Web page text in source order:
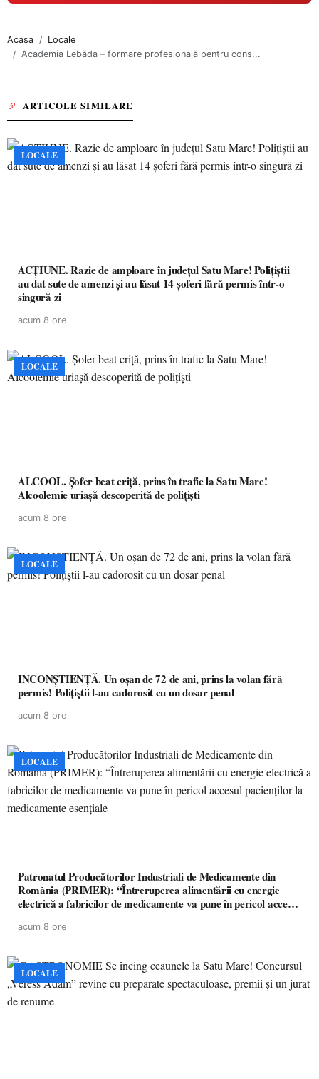
Acasa
Locale
Academia Lebăda – formare profesională pentru cons...
ARTICOLE SIMILARE
LOCALE
ACȚIUNE. Razie de amploare în județul Satu Mare! Polițiștii
au dat sute de amenzi și au lăsat 14 șoferi fără permis într-o
singură zi
acum 8 ore
LOCALE
ALCOOL. Șofer beat criță, prins în trafic la Satu Mare!
Alcoolemie uriașă descoperită de polițiști
acum 8 ore
LOCALE
INCONȘTIENȚĂ. Un oșan de 72 de ani, prins la volan fără
permis! Polițiștii l-au cadorosit cu un dosar penal
acum 8 ore
LOCALE
Patronatul Producătorilor Industriali de Medicamente din
România (PRIMER): “Întreruperea alimentării cu energie
electrică a fabricilor de medicamente va pune în pericol accesul
acum 8 ore
LOCALE